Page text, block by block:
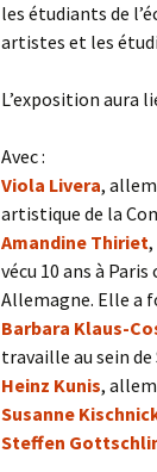
les étudiants de
artistes et les
L’exposition aura
Avec :
Viola Livera,
artistique de la
Amandine Thiriet
vécu 10 ans à
Allemagne. Elle a
Barbara Klaus-
travaille au sein
Heinz Kunis,
Susanne
Steffen